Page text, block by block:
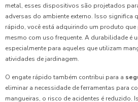
metal, esses dispositivos são projetados
adversas do ambiente externo. Isso significa
rápido, você está adquirindo um produto
mesmo com uso frequente. A durabilidade é
especialmente para aqueles que utilizam
atividades de jardinagem.
O engate rápido também contribui para a
eliminar a necessidade de ferramentas para
mangueiras, o risco de acidentes é reduzido.